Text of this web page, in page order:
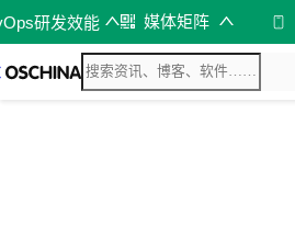
研发效能 媒体矩阵